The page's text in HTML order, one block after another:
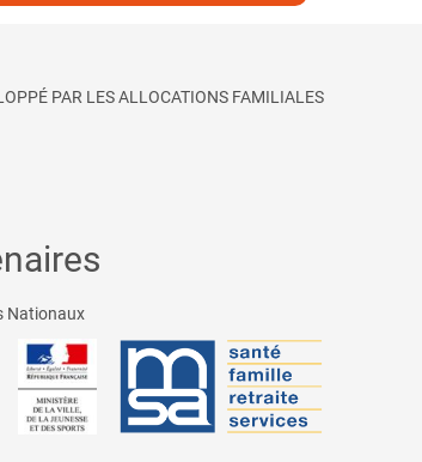
PAR LES ALLOCATIONS FAMILIALES
Nationaux